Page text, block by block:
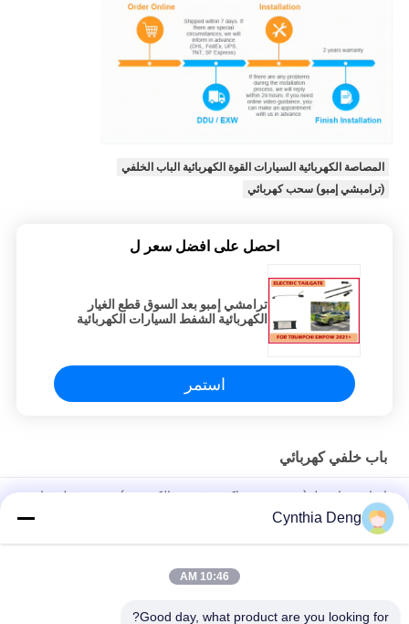
المصاصة الكهربائية السيارات القوة الكهربائية الباب الخلفي
(ترامبشي إمبو) سحب كهربائي
احصل على افضل سعر ل
ترامشي إمبو بعد السوق قطع الغيار
الكهربائية الشفط السيارات الكهربائية
استمر
باب خلفي كهربائي
إضافة متابعة لـ (ميتسوبيشي إكس-فورس إلكترونية) تحديث قطع غيار
السيارات مع الاستشعار الذكي
يمكن بسهولة فتح وإغلاق المصعد الكهربائي
وولينغ ميني إف إف أوتوماتيك إلكترونية رفع الباب الخلفي مع التحكم
Cynthia Deng
10:46 AM
Good day, what product are you looking for?